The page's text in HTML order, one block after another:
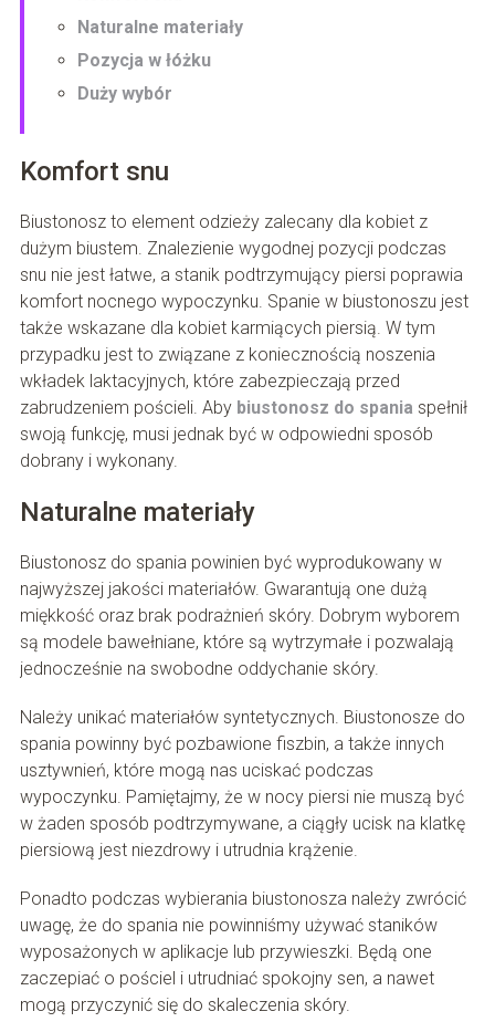
Naturalne materiały
Pozycja w łóżku
Duży wybór
Komfort snu
Biustonosz to element odzieży zalecany dla kobiet z
dużym biustem. Znalezienie wygodnej pozycji podczas
snu nie jest łatwe, a stanik podtrzymujący piersi poprawia
komfort nocnego wypoczynku. Spanie w biustonoszu jest
także wskazane dla kobiet karmiących piersią. W tym
przypadku jest to związane z koniecznością noszenia
wkładek laktacyjnych, które zabezpieczają przed
zabrudzeniem pościeli. Aby biustonosz do spania spełnił
swoją funkcję, musi jednak być w odpowiedni sposób
dobrany i wykonany.
Naturalne materiały
Biustonosz do spania powinien być wyprodukowany w
najwyższej jakości materiałów. Gwarantują one dużą
miękkość oraz brak podrażnień skóry. Dobrym wyborem
są modele bawełniane, które są wytrzymałe i pozwalają
jednocześnie na swobodne oddychanie skóry.
Należy unikać materiałów syntetycznych. Biustonosze do
spania powinny być pozbawione fiszbin, a także innych
usztywnień, które mogą nas uciskać podczas
wypoczynku. Pamiętajmy, że w nocy piersi nie muszą być
w żaden sposób podtrzymywane, a ciągły ucisk na klatkę
piersiową jest niezdrowy i utrudnia krążenie.
Ponadto podczas wybierania biustonosza należy zwrócić
uwagę, że do spania nie powinniśmy używać staników
wyposażonych w aplikacje lub przywieszki. Będą one
zaczepiać o pościel i utrudniać spokojny sen, a nawet
mogą przyczynić się do skaleczenia skóry.